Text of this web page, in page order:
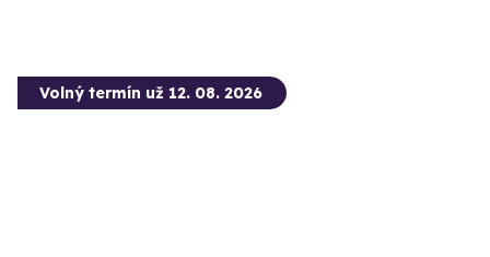
Volný termín už 12. 08. 2026